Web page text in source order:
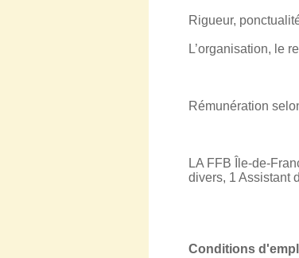
Rigueur,
L’organisation, le
Rémunération
LA FFB Île-de-
divers, 1 Assistant
Conditions